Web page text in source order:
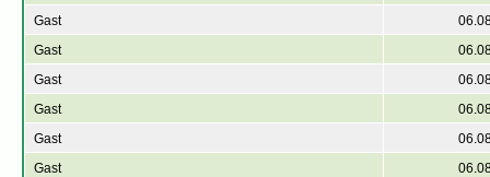
Gast
Gast
Gast
Gast
Gast
Gast